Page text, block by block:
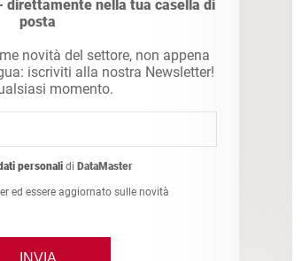
nella tua casella di
posta
novità del settore, non appena
iscriviti alla nostra Newsletter!
momento.
personali di DataMaster
ed essere aggiornato sulle novità